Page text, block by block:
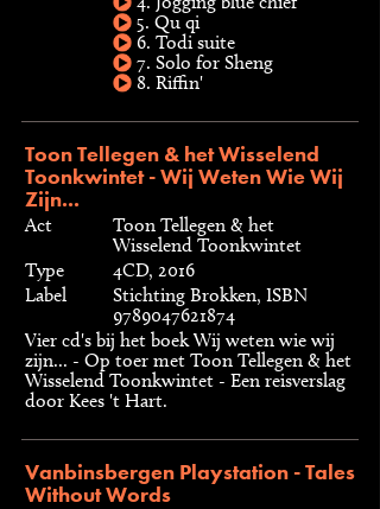
5. Qu qi
6. Todi suite
7. Solo for Sheng
8. Riffin'
Toon Tellegen & het Wisselend
Toonkwintet - Wij Weten Wie Wij
Zijn...
Act
Toon Tellegen & het
Wisselend Toonkwintet
Type
4CD, 2016
Label
Stichting Brokken, ISBN
9789047621874
Vier cd's bij het boek Wij weten wie wij
zijn... - Op toer met Toon Tellegen & het
Wisselend Toonkwintet - Een reisverslag
door Kees 't Hart.
Vanbinsbergen Playstation - Tales
Without Words